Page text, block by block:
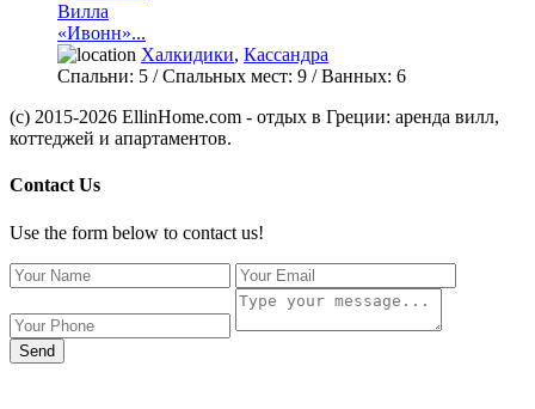
Вилла
«Ивонн»...
Халкидики, Кассандра
Спальни: 5 / Спальных мест: 9 /Ванных: 6
(c) 2015-2026 EllinHome.com - отдых в Греции: аренда вилл,
коттеджей и апартаментов.
Contact Us
Use the form below to contact us!
Send